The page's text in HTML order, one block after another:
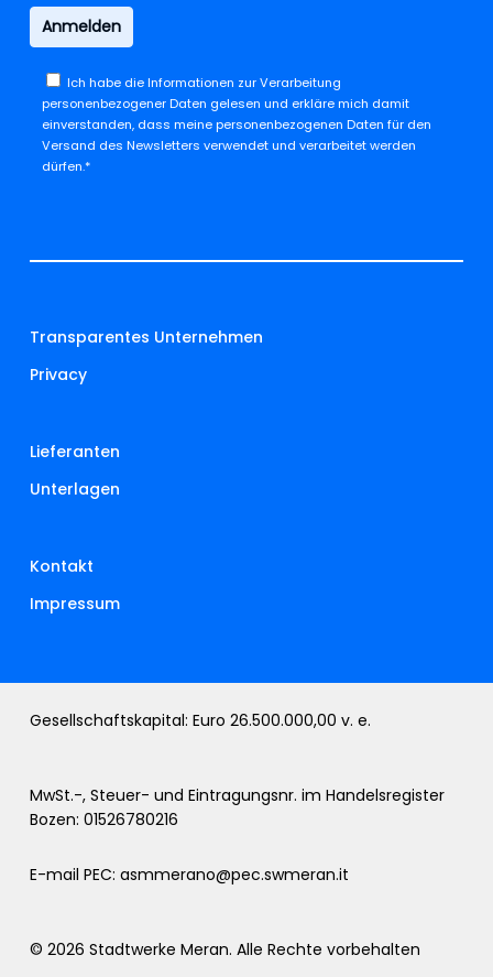
Ich habe dieInformationen zur Verarbeitung
personenbezogener Daten gelesen und erkläre mich damit
einverstanden, dass meine personenbezogenen Daten für den
Versand des Newsletters verwendet und verarbeitet werden
dürfen.*
Transparentes Unternehmen
Privacy
Lieferanten
Unterlagen
Kontakt
Impressum
Gesellschaftskapital: Euro 26.500.000,00 v. e.
MwSt.-, Steuer- und Eintragungsnr. im Handelsregister
Bozen: 01526780216
E-mail PEC: asmmerano@pec.swmeran.it
© 2026 Stadtwerke Meran. Alle Rechte vorbehalten